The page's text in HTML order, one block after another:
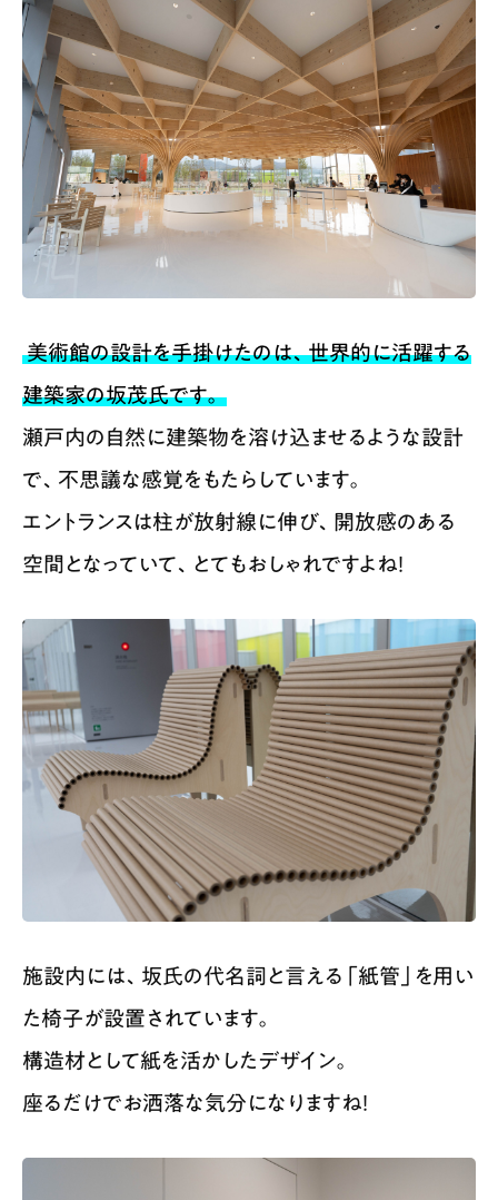
美術館の設計を手掛けたのは、世界的に活躍する
建築家の坂茂氏です。
瀬戸内の自然に建築物を溶け込ませるような設計
で、不思議な感覚をもたらしています。
エントランスは柱が放射線に伸び、開放感のある
空間となっていて、とてもおしゃれですよね！
施設内には、坂氏の代名詞と言える「紙管」を用い
た椅子が設置されています。
構造材として紙を活かしたデザイン。
座るだけでお洒落な気分になりますね！